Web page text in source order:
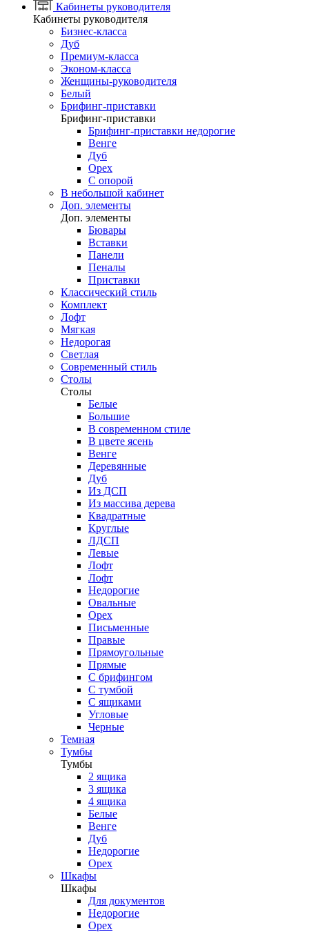
Кабинеты руководителя
Кабинеты руководителя
Бизнес-класса
Дуб
Премиум-класса
Эконом-класса
Женщины-руководителя
Белый
Брифинг-приставки
Брифинг-приставки
Брифинг-приставки недорогие
Венге
Дуб
Орех
С опорой
В небольшой кабинет
Доп. элементы
Доп. элементы
Бювары
Вставки
Панели
Пеналы
Приставки
Классический стиль
Комплект
Лофт
Мягкая
Недорогая
Светлая
Современный стиль
Столы
Столы
Белые
Большие
В современном стиле
В цвете ясень
Венге
Деревянные
Дуб
Из ДСП
Из массива дерева
Квадратные
Круглые
ЛДСП
Левые
Лофт
Лофт
Недорогие
Овальные
Орех
Письменные
Правые
Прямоугольные
Прямые
С брифингом
С тумбой
С ящиками
Угловые
Черные
Темная
Тумбы
Тумбы
2 ящика
3 ящика
4 ящика
Белые
Венге
Дуб
Недорогие
Орех
Шкафы
Шкафы
Для документов
Недорогие
Орех